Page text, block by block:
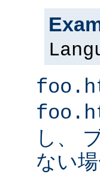
し、
ない